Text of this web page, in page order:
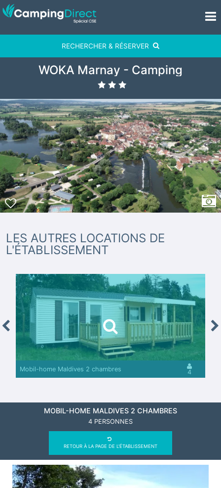
RECHERCHER & RÉSERVER
WOKA Marnay - Camping
LES AUTRES LOCATIONS DE
L'ÉTABLISSEMENT
Mobil-home Maldives 2 chambres 4
MOBIL-HOME MALDIVES 2 CHAMBRES
4 PERSONNES
RETOUR À LA PAGE DE L'ÉTABLISSEMENT